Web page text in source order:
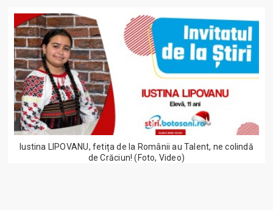
Iustina LIPOVANU, fetița de la Românii au Talent, ne colindă
de Crăciun! (Foto, Video)